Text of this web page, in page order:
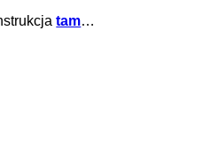
tam…